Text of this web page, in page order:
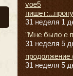
voe5
31 неделя 1
"Мне было е
31 неделя 5
продолжение
31 неделя 5